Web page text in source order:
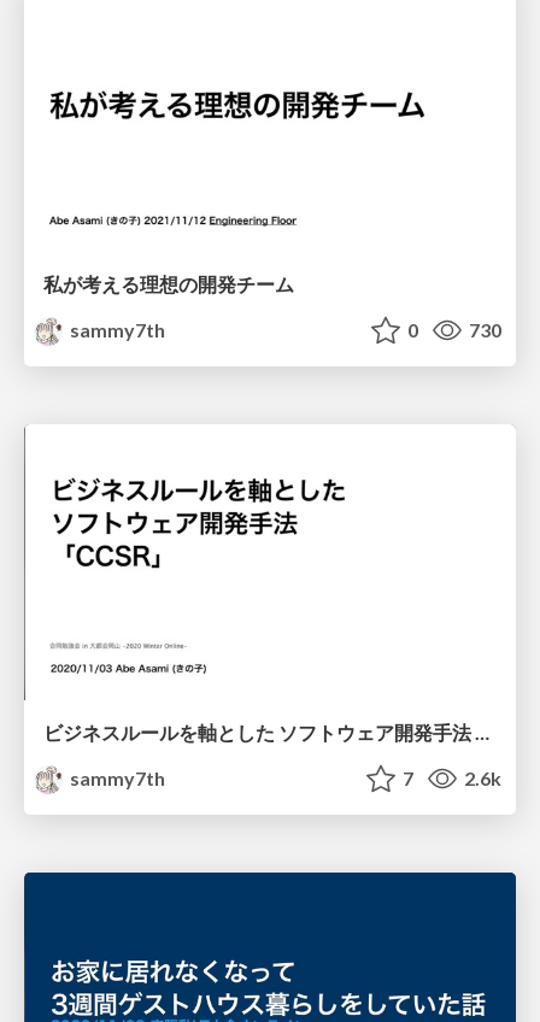
私が考える理想の開発チーム
sammy7th
0 730
ビジネスルールを軸とした ソフトウェア開発手法 「CCSR」
sammy7th
7 2.6k